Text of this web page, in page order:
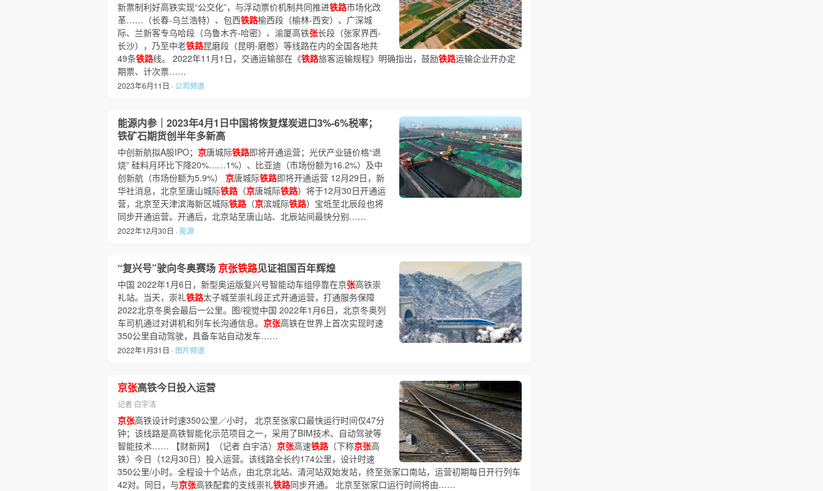
新票制利好高铁实现“公交化”，与浮动票价机制共同推进铁路市场化改
革……（长春-乌兰浩特）、包西铁路榆西段（榆林-西安）、广深城
际、兰新客专乌哈段（乌鲁木齐-哈密）、渝厦高铁张长段（张家界西-
长沙），乃至中老铁路昆磨段（昆明-磨憨）等线路在内的全国各地共
49条铁路线。 2022年11月1日，交通运输部在《铁路旅客运输规程》明确指出，鼓励铁路运输企业开办定
期票、计次票……
2023年6月11日 · 公司频道
能源内参｜2023年4月1日中国将恢复煤炭进口3%-6%税率；
铁矿石期货创半年多新高
中创新航拟A股IPO； 京唐城际铁路即将开通运营；光伏产业链价格“退
烧” 硅料月环比下降20%……1%）、比亚迪（市场份额为16.2%）及中
创新航（市场份额为5.9%） 京唐城际铁路即将开通运营 12月29日，新
华社消息，北京至唐山城际铁路（京唐城际铁路）将于12月30日开通运
营，北京至天津滨海新区城际铁路（京滨城际铁路）宝坻至北辰段也将
同步开通运营。开通后，北京站至唐山站、北辰站间最快分别……
2022年12月30日 · 能源
“复兴号”驶向冬奥赛场 京张铁路见证祖国百年辉煌
中国 2022年1月6日，新型奥运版复兴号智能动车组停靠在京张高铁崇
礼站。当天，崇礼铁路太子城至崇礼段正式开通运营，打通服务保障
2022北京冬奥会最后一公里。图/视觉中国 2022年1月6日，北京冬奥列
车司机通过对讲机和列车长沟通信息。 京张高铁在世界上首次实现时速
350公里自动驾驶，具备车站自动发车……
2022年1月31日 · 图片频道
京张高铁今日投入运营
记者 白宇洁
京张高铁设计时速350公里／小时， 北京至张家口最快运行时间仅47分
钟；该线路是高铁智能化示范项目之一，采用了BIM技术、自动驾驶等
智能技术…… 【财新网】（记者 白宇洁） 京张高速铁路（下称京张高
铁）今日（12月30日）投入运营。该线路全长约174公里，设计时速
350公里/小时。全程设十个站点，由北京北站、清河站双始发站，终至张家口南站，运营初期每日开行列车
42对。同日，与京张高铁配套的支线崇礼铁路同步开通。 北京至张家口运行时间将由……